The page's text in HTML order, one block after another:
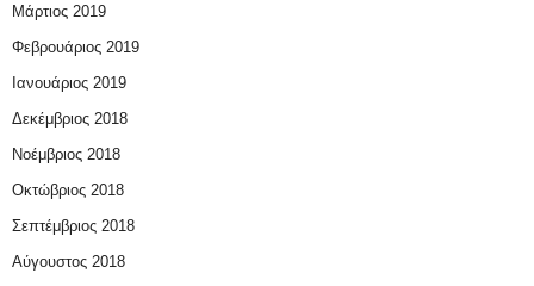
Μάρτιος 2019
Φεβρουάριος 2019
Ιανουάριος 2019
Δεκέμβριος 2018
Νοέμβριος 2018
Οκτώβριος 2018
Σεπτέμβριος 2018
Αύγουστος 2018